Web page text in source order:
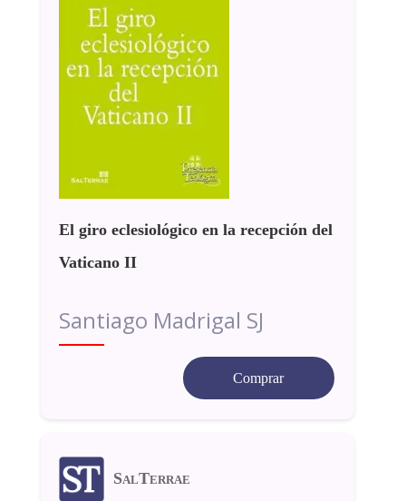
El giro eclesiológico en la recepción del
Vaticano II
Santiago Madrigal SJ
Comprar
SalTerrae